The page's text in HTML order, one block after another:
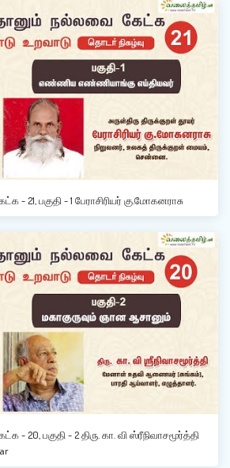
21, பகுதி - 1 பேராசிரியர் கு.மோகனராசு
20, பகுதி - 2 திரு. கா. வி ஸ்ரீநிவாசமூர்த்தி